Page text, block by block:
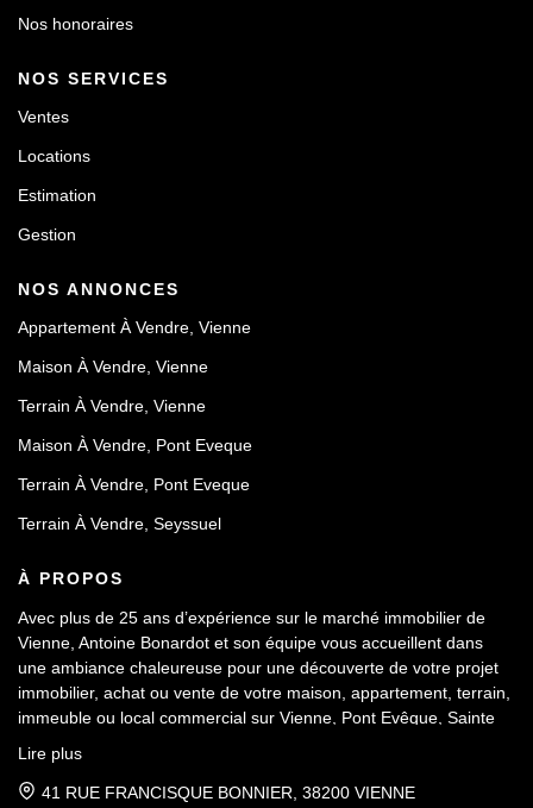
Nos honoraires
NOS SERVICES
Ventes
Locations
Estimation
Gestion
NOS ANNONCES
Appartement À Vendre, Vienne
Maison À Vendre, Vienne
Terrain À Vendre, Vienne
Maison À Vendre, Pont Eveque
Terrain À Vendre, Pont Eveque
Terrain À Vendre, Seyssuel
À PROPOS
Avec plus de 25 ans d’expérience sur le marché immobilier de
Vienne, Antoine Bonardot et son équipe vous accueillent dans
une ambiance chaleureuse pour une découverte de votre projet
immobilier, achat ou vente de votre maison, appartement, terrain,
immeuble ou local commercial sur Vienne, Pont Evêque, Sainte
Colombe, Seyssuel et l’agglomération viennoise. Attachée au
respect déontologique de notre profession, notre équipe vous
accompagne de A à Z, dans la confiance mutuelle, pour une
Lire plus
41 RUE FRANCISQUE BONNIER, 38200 VIENNE